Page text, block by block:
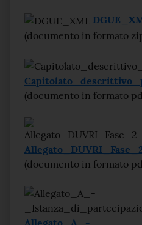
(documento in formato
(documento in formato
(documento in formato
Allegato_A_-